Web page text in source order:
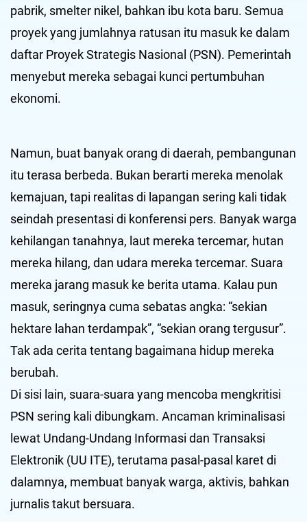
pabrik, smelter nikel, bahkan ibu kota baru. Semua
proyek yang jumlahnya ratusan itu masuk ke dalam
daftar Proyek Strategis Nasional (PSN). Pemerintah
menyebut mereka sebagai kunci pertumbuhan
ekonomi.
Namun, buat banyak orang di daerah, pembangunan
itu terasa berbeda. Bukan berarti mereka menolak
kemajuan, tapi realitas di lapangan sering kali tidak
seindah presentasi di konferensi pers. Banyak warga
kehilangan tanahnya, laut mereka tercemar, hutan
mereka hilang, dan udara mereka tercemar. Suara
mereka jarang masuk ke berita utama. Kalau pun
masuk, seringnya cuma sebatas angka: “sekian
hektare lahan terdampak”, “sekian orang tergusur”.
Tak ada cerita tentang bagaimana hidup mereka
berubah.
Di sisi lain, suara-suara yang mencoba mengkritisi
PSN sering kali dibungkam. Ancaman kriminalisasi
lewat Undang-Undang Informasi dan Transaksi
Elektronik (UU ITE), terutama pasal-pasal karet di
dalamnya, membuat banyak warga, aktivis, bahkan
jurnalis takut bersuara.